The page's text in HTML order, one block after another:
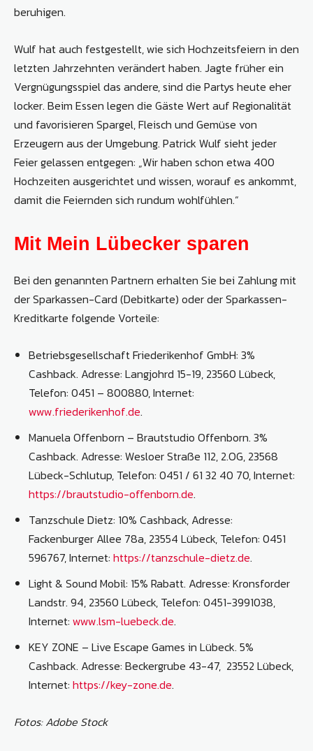
beruhigen.
Wulf hat auch festgestellt, wie sich Hochzeitsfeiern in den
letzten Jahrzehnten verändert haben. Jagte früher ein
Vergnügungsspiel das andere, sind die Partys heute eher
locker. Beim Essen legen die Gäste Wert auf Regionalität
und favorisieren Spargel, Fleisch und Gemüse von
Erzeugern aus der Umgebung. Patrick Wulf sieht jeder
Feier gelassen entgegen: „Wir haben schon etwa 400
Hochzeiten ausgerichtet und wissen, worauf es ankommt,
damit die Feiernden sich rundum wohlfühlen.“
Mit Mein Lübecker sparen
Bei den genannten Partnern erhalten Sie bei Zahlung mit
der Sparkassen-­Card (Debitkarte) oder der Sparkassen-
Kreditkarte folgende Vorteile:
Betriebsgesellschaft Friederikenhof GmbH: 3%
Cashback. Adresse: Langjohrd 15-19, 23560 Lübeck,
Telefon: 0451 – 800880, Internet:
www.friederikenhof.de.
Manuela Offenborn – Brautstudio Offenborn. 3%
Cashback. Adresse: Wesloer Straße 112, 2.OG, 23568
Lübeck-Schlutup, Telefon: 0451 / 61 32 40 70, Internet:
https://brautstudio-offenborn.de.
Tanzschule Dietz: 10% Cashback, Adresse:
Fackenburger Allee 78a, 23554 Lübeck, Telefon: 0451
596767, Internet: https://tanzschule-dietz.de.
Light & Sound Mobil: 15% Rabatt. Adresse: Kronsforder
Landstr. 94, 23560 Lübeck, Telefon: 0451-3991038,
Internet: www.lsm-luebeck.de.
KEY ZONE – Live Escape Games in Lübeck. 5%
Cashback. Adresse: Beckergrube 43-47, 23552 Lübeck,
Internet: https://key-zone.de.
Fotos: Adobe Stock